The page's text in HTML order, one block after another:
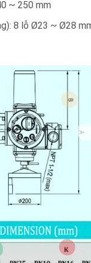
~ 250 mm
8 lỗ Ø23 ~ Ø28